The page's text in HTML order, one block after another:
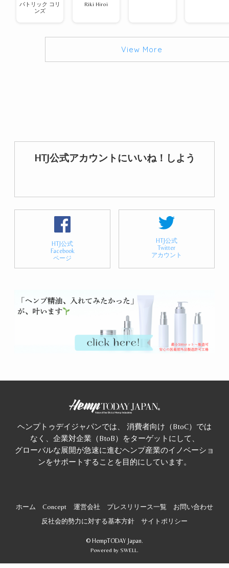
パトリック コリ
ンズ
Riki Hiroi
View More
HTJ公式アカウントにいいね！しよう
HTJ公式
Facebook
ページ
HTJ公式
Twitter
アカウント
ヘンプトゥデイジャパンでは、 消費者向け（BtoC）では
なく、企業対企業（BtoB）をターゲットにして、
グローバルな展開が急速に進むヘンプ産業のイノベーショ
ンをサポートすることを目的にしています。
ホーム Concept 運営会社 プレスリリース一覧
お問い合わせ
反社会的勢力に対する基本方針
サイトポリシー
© HempTODAY Japan.
Powered by SWELL.